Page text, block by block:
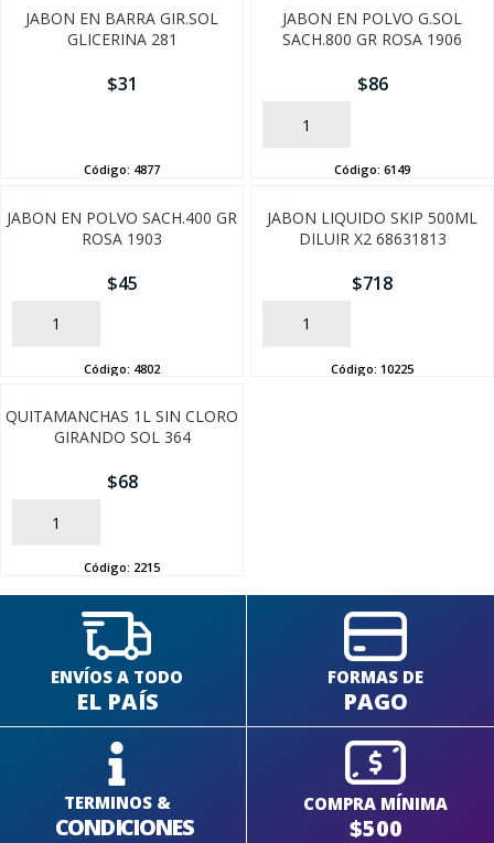
JABON EN BARRA GIR.SOL
GLICERINA 281
$31
Código: 4877
JABON EN POLVO G.SOL
SACH.800 GR ROSA 1906
$86
AÑADIR
Código: 6149
JABON EN POLVO SACH.400 GR
ROSA 1903
$45
AÑADIR
Código: 4802
JABON LIQUIDO SKIP 500ML
DILUIR X2 68631813
$718
AÑADIR
Código: 10225
QUITAMANCHAS 1L SIN CLORO
GIRANDO SOL 364
$68
AÑADIR
Código: 2215
ENVÍOS A TODO
EL PAÍS
FORMAS DE
PAGO
TERMINOS &
CONDICIONES
COMPRA MÍNIMA
$500